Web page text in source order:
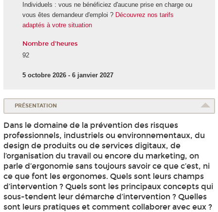
Individuels : vous ne bénéficiez d'aucune prise en charge ou
vous êtes demandeur d'emploi ? Découvrez nos tarifs
adaptés à votre situation
Nombre d'heures
92
5 octobre 2026 - 6 janvier 2027
PRÉSENTATION
Dans le domaine de la prévention des risques
professionnels, industriels ou environnementaux, du
design de produits ou de services digitaux, de
l’organisation du travail ou encore du marketing, on
parle d’ergonomie sans toujours savoir ce que c’est, ni
ce que font les ergonomes. Quels sont leurs champs
d’intervention ? Quels sont les principaux concepts qui
sous-tendent leur démarche d’intervention ? Quelles
sont leurs pratiques et comment collaborer avec eux ?